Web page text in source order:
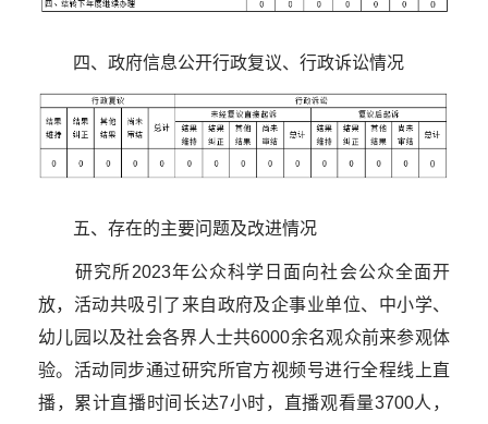
四、政府信息公开行政复议、行政诉讼情况
五、存在的主要问题及改进情况
研究所2023年公众科学日面向社会公众全面开
放， 活动共吸引了来自政府及企事业单位、中小学、
幼儿园以及社会各界人士共6000余名观众前来参观体
验。活动同步通过研究所官方视频号进行全程线上直
播，累计直播时间长达7小时，直播观看量3700人，